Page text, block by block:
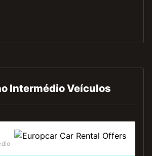
Intermédio Veículos